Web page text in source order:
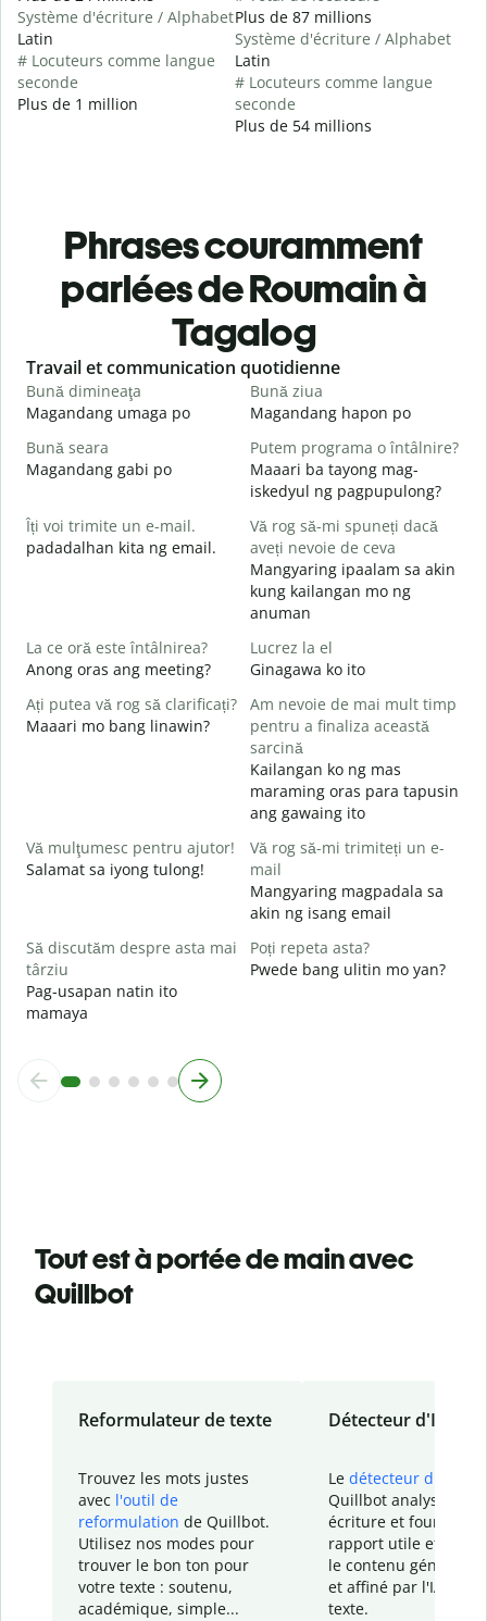
Système d'écriture / Alphabet
Latin
# Locuteurs comme langue
seconde
Plus de 1 million
Plus de 87 millions
Système d'écriture / Alphabet
Latin
# Locuteurs comme langue
seconde
Plus de 54 millions
Phrases couramment
parlées de Roumain à
Tagalog
Slide 1 of 6
Travail et communication quotidienne
Bună dimineaţa
Magandang umaga po
Bună ziua
Magandang hapon po
Bună seara
Magandang gabi po
Putem programa o întâlnire?
Maaari ba tayong mag-
iskedyul ng pagpupulong?
Îți voi trimite un e-mail.
padadalhan kita ng email.
Vă rog să-mi spuneți dacă
aveți nevoie de ceva
Mangyaring ipaalam sa akin
kung kailangan mo ng
anuman
La ce oră este întâlnirea?
Anong oras ang meeting?
Lucrez la el
Ginagawa ko ito
Ați putea vă rog să clarificați?
Maaari mo bang linawin?
Am nevoie de mai mult timp
pentru a finaliza această
sarcină
Kailangan ko ng mas
maraming oras para tapusin
ang gawaing ito
Vă mulţumesc pentru ajutor!
Salamat sa iyong tulong!
Vă rog să-mi trimiteți un e-
mail
Mangyaring magpadala sa
akin ng isang email
Să discutăm despre asta mai
târziu
Pag-usapan natin ito
mamaya
Poți repeta asta?
Pwede bang ulitin mo yan?
Tout est à portée de main avec
Quillbot
Reformulateur de texte
Trouvez les mots justes
avec l'outil de
reformulation de Quillbot.
Utilisez nos modes pour
trouver le bon ton pour
votre texte : soutenu,
académique, simple...
Détecteur d'IA
Le détecteur d'IA
Quillbot analyse votre
écriture et fournit un
rapport utile et
le contenu généré
et affiné par l'IA
texte.